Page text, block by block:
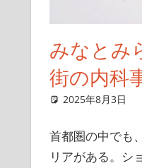
みなとみ
街の内科
2025年8月3日
首都圏の中でも
リアがある。 シ